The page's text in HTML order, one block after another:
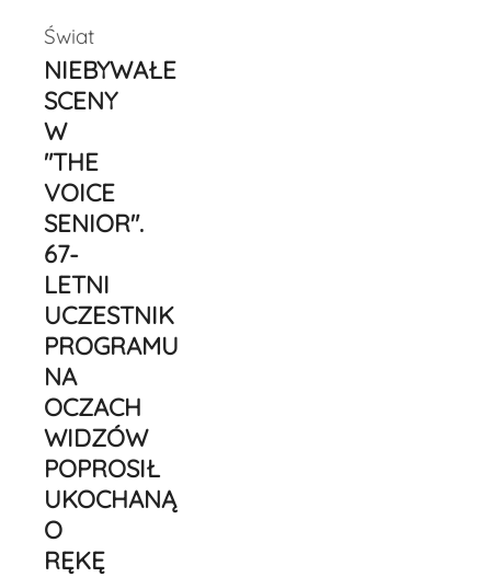
Świat
NIEBYWAŁE
SCENY
W
"THE
VOICE
SENIOR".
67-
LETNI
UCZESTNIK
PROGRAMU
NA
OCZACH
WIDZÓW
POPROSIŁ
UKOCHANĄ
O
RĘKĘ